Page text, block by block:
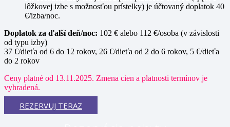
lôžkovej izbe s možnosťou prístelky) je účtovaný doplatok 40
€/izba/noc.
Doplatok za ďalší deň/noc: 102 € alebo 112 €/osoba (v závislosti
od typu izby)
37 €/dieťa od 6 do 12 rokov, 26 €/dieťa od 2 do 6 rokov, 5 €/dieťa
do 2 rokov
Ceny platné od 13.11.2025. Zmena cien a platnosti termínov je
vyhradená.
REZERVUJ TERAZ